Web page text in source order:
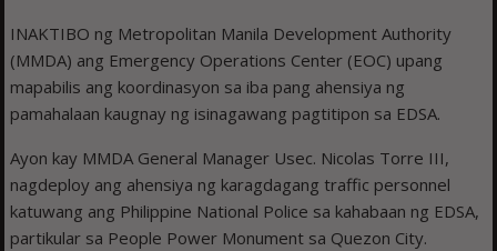
INAKTIBO ng Metropolitan Manila Development Authority
(MMDA) ang Emergency Operations Center (EOC) upang
mapabilis ang koordinasyon sa iba pang ahensiya ng
pamahalaan kaugnay ng isinagawang pagtitipon sa EDSA.
Ayon kay MMDA General Manager Usec. Nicolas Torre III,
nagdeploy ang ahensiya ng karagdagang traffic personnel
katuwang ang Philippine National Police sa kahabaan ng EDSA,
partikular sa People Power Monument sa Quezon City.